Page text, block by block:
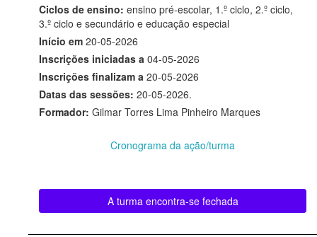
Ciclos de ensino: ensino pré-escolar, 1.º ciclo, 2.º ciclo,
3.º ciclo e secundário e educação especial
Início em 20-05-2026
Inscrições iniciadas a 04-05-2026
Inscrições finalizam a 20-05-2026
Datas das sessões: 20-05-2026.
Formador: Gilmar Torres Lima Pinheiro Marques
Cronograma da ação/turma
A turma encontra-se fechada